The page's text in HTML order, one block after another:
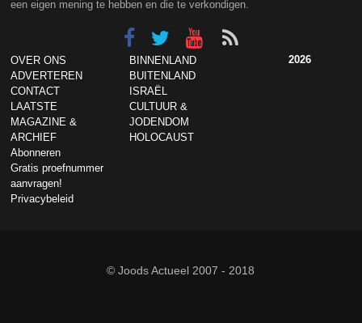
een eigen mening te hebben en die te verkondigen.
OVER ONS
ADVERTEREN
CONTACT
LAATSTE
MAGAZINE &
ARCHIEF
Abonneren
Gratis proefnummer
aanvragen!
Privacybeleid
BINNENLAND
BUITENLAND
ISRAËL
CULTUUR &
JODENDOM
HOLOCAUST
2026
© Joods Actueel 2007 - 2018